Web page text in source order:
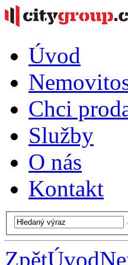
Úvod
Chci
Služby
O nás
Kontakt
ZpětÚvod